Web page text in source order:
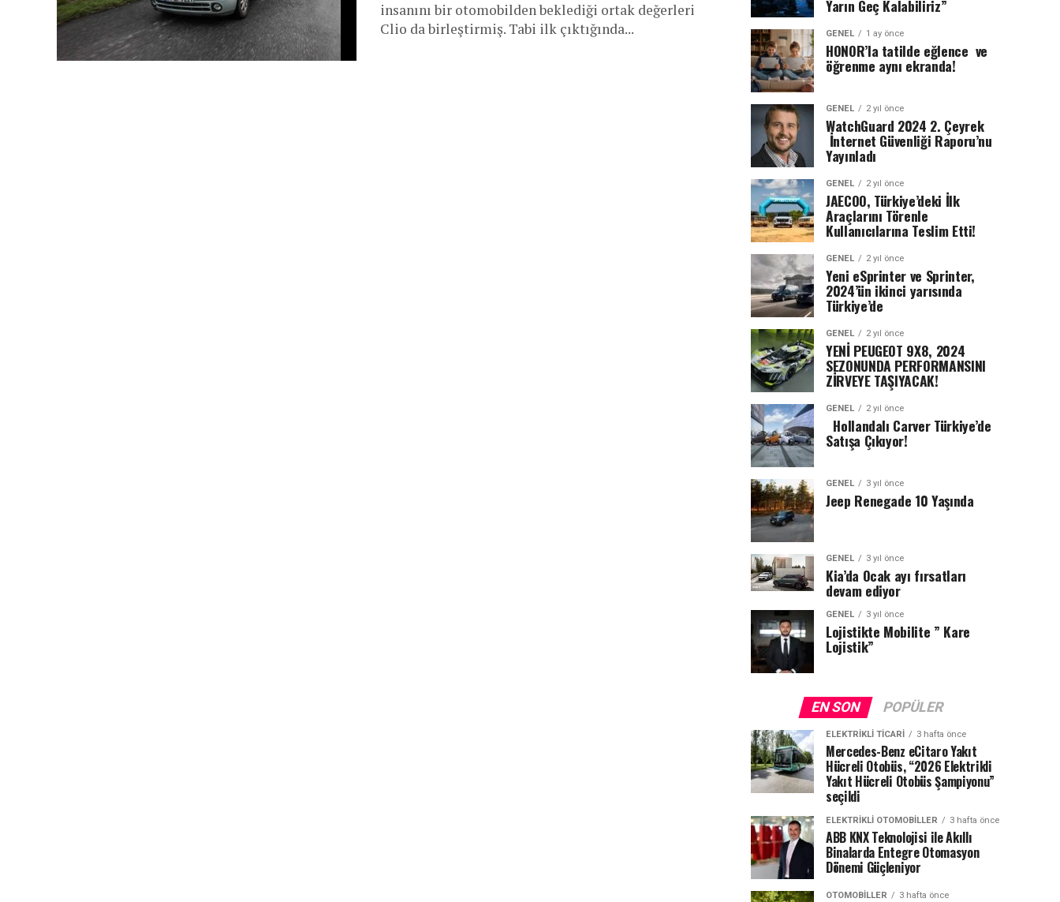
insanını bir otomobilden beklediği ortak değerleri
Clio da birleştirmiş. Tabi ilk çıktığında...
Yarın Geç Kalabiliriz”
GENEL 1 ay önce
HONOR’la tatilde eğlence ve
öğrenme aynı ekranda!
GENEL 2 yıl önce
WatchGuard 2024 2. Çeyrek
İnternet Güvenliği Raporu’nu
Yayınladı
GENEL 2 yıl önce
JAECOO, Türkiye’deki İlk
Araçlarını Törenle
Kullanıcılarına Teslim Etti!
GENEL 2 yıl önce
Yeni eSprinter ve Sprinter,
2024’ün ikinci yarısında
Türkiye’de
GENEL 2 yıl önce
YENİ PEUGEOT 9X8, 2024
SEZONUNDA PERFORMANSINI
ZİRVEYE TAŞIYACAK!
GENEL 2 yıl önce
Hollandalı Carver Türkiye’de
Satışa Çıkıyor!
GENEL 3 yıl önce
Jeep Renegade 10 Yaşında
GENEL 3 yıl önce
Kia’da Ocak ayı fırsatları
devam ediyor
GENEL 3 yıl önce
Lojistikte Mobilite ” Kare
Lojistik”
EN SON POPÜLER
ELEKTRIKLI TICARI 3 hafta önce
Mercedes-Benz eCitaro Yakıt
Hücreli Otobüs, “2026 Elektrikli
Yakıt Hücreli Otobüs Şampiyonu”
seçildi
ELEKTRIKLI OTOMOBILLER 3 hafta önce
ABB KNX Teknolojisi ile Akıllı
Binalarda Entegre Otomasyon
Dönemi Güçleniyor
OTOMOBILLER 3 hafta önce